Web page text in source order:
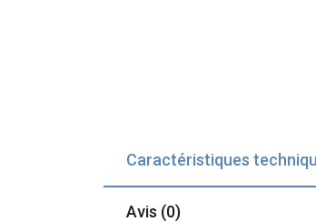
Caractéristiques
Avis (0)